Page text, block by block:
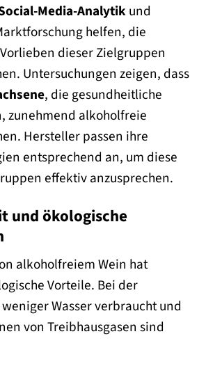
Media-Analytikund
helfen, die
dieser Zielgruppen
Untersuchungen zeigen, dass
, die gesundheitliche
zunehmend alkoholfreie
Hersteller passen ihre
entsprechend an, um diese
effektiv anzusprechen.
und ökologische
alkoholfreiem Wein hat
Vorteile. Bei der
Wasser verbraucht und
von Treibhausgasen sind